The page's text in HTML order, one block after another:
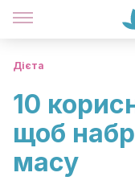
Дієта
10
щоб
масу